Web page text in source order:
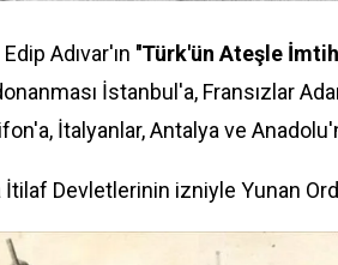
Adıvar'ın ''Türk'ün Ateşle
İstanbul'a, Fransızlar
İtalyanlar, Antalya ve
İtilaf Devletlerinin izniyle Yunan